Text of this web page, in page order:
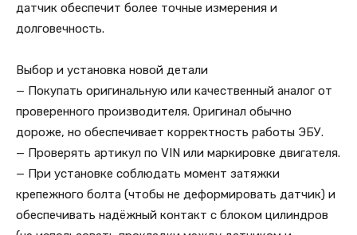
датчик обеспечит более точные измерения и
долговечность.
Выбор и установка новой детали
— Покупать оригинальную или качественный аналог от
проверенного производителя. Оригинал обычно
дороже, но обеспечивает корректность работы ЭБУ.
— Проверять артикул по VIN или маркировке двигателя.
— При установке соблюдать момент затяжки
крепежного болта (чтобы не деформировать датчик) и
обеспечивать надёжный контакт с блоком цилиндров